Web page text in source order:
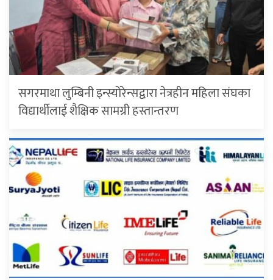
सगरमाथा लुम्बिनी इन्स्योरेन्सद्वारा नेत्रहीन महिला संघका
विद्यार्थीलाई शैक्षिक सामग्री हस्तान्तरण